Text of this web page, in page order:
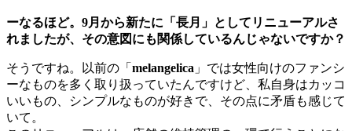
ーなるほど。9月から新たに「長月」としてリニューアルさ
れましたが、その意図にも関係しているんじゃないですか？
そうですね。以前の「 melangelica 」では女性向けのファンシ
ーなものを多く取り扱っていたんですけど、私自身はカッコ
いいもの、シンプルなものが好きで、その点に矛盾も感じて
いて。